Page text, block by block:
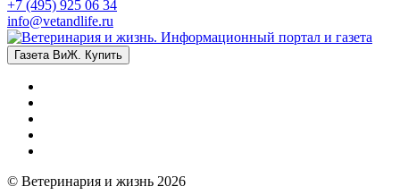
+7 (495) 925 06 34
info@vetandlife.ru
Газета ВиЖ. Купить
© Ветеринария и жизнь 2026